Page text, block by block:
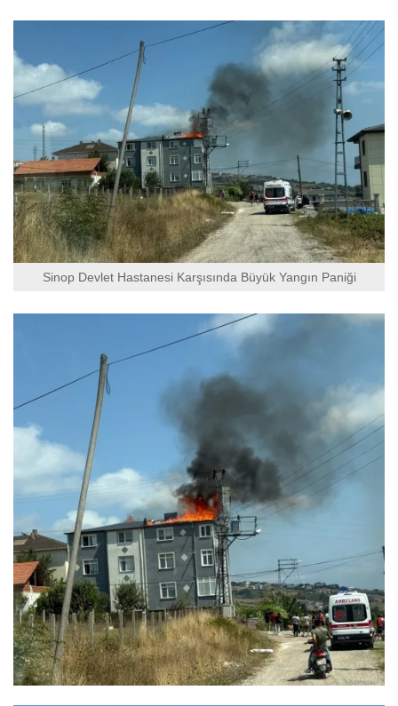
Sinop Devlet Hastanesi Karşısında Büyük Yangın Paniği